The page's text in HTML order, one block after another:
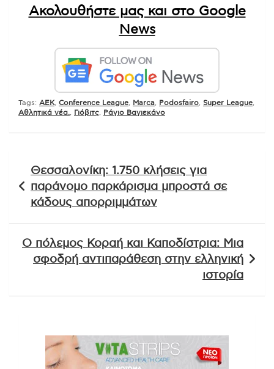
Ακολουθήστε μας και στο Google
News
Tags: AEK, Conference League Marca Podosfairo Super League
Αθλητικά νέα.
Γιόβιτς Ράγιο Βαγιεκάνο
άρθρων
Θεσσαλονίκη: 1.750 κλήσεις για
παράνομο παρκάρισμα μπροστά σε
κάδους απορριμμάτων
Ο πόλεμος Κοραή και Καποδίστρια: Μια
σφοδρή αντιπαράθεση στην ελληνική
ιστορία